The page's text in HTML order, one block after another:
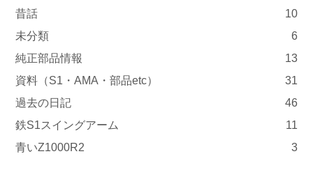
昔話
10
未分類
6
純正部品情報
13
資料（S1・AMA・部品etc）
31
過去の日記
46
鉄S1スイングアーム
11
青いZ1000R2
3